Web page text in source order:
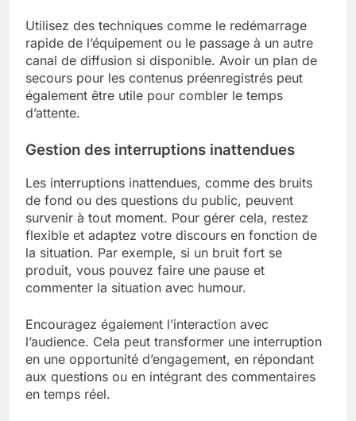
Utilisez des techniques comme le redémarrage
rapide de l’équipement ou le passage à un autre
canal de diffusion si disponible. Avoir un plan de
secours pour les contenus préenregistrés peut
également être utile pour combler le temps
d’attente.
Gestion des interruptions inattendues
Les interruptions inattendues, comme des bruits
de fond ou des questions du public, peuvent
survenir à tout moment. Pour gérer cela, restez
flexible et adaptez votre discours en fonction de
la situation. Par exemple, si un bruit fort se
produit, vous pouvez faire une pause et
commenter la situation avec humour.
Encouragez également l’interaction avec
l’audience. Cela peut transformer une interruption
en une opportunité d’engagement, en répondant
aux questions ou en intégrant des commentaires
en temps réel.